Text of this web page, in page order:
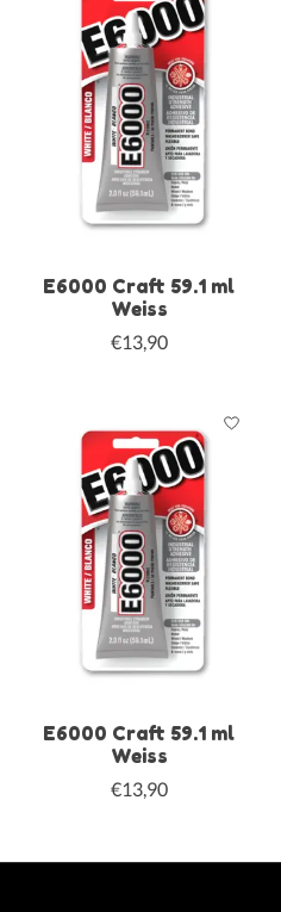
E6000 Craft 59.1 ml
Weiss
€13,90
E6000 Craft 59.1 ml
Weiss
€13,90